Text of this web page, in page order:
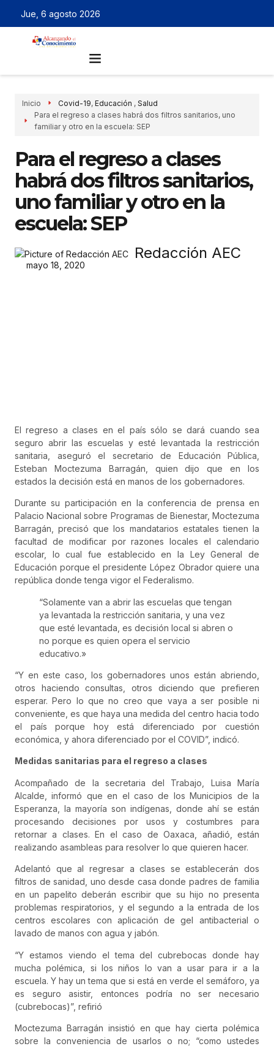
Jue, 6 agosto 2026
Inicio Covid-19, Educación , Salud
Para el regreso a clases habrá dos filtros sanitarios, uno
familiar y otro en la escuela: SEP
Para el regreso a clases
habrá dos filtros sanitarios,
uno familiar y otro en la
escuela: SEP
Redacción AEC
mayo 18, 2020
El regreso a clases en el país sólo se dará cuando sea
seguro abrir las escuelas y esté levantada la restricción
sanitaria, aseguró el secretario de Educación Pública,
Esteban Moctezuma Barragán, quien dijo que en los
estados la decisión está en manos de los gobernadores.
Durante su participación en la conferencia de prensa en
Palacio Nacional sobre Programas de Bienestar, Moctezuma
Barragán, precisó que los mandatarios estatales tienen la
facultad de modificar por razones locales el calendario
escolar, lo cual fue establecido en la Ley General de
Educación porque el presidente López Obrador quiere una
república donde tenga vigor el Federalismo.
“Solamente van a abrir las escuelas que tengan
ya levantada la restricción sanitaria, y una vez
que esté levantada, es decisión local si abren o
no porque es quien opera el servicio
educativo.»
“Y en este caso, los gobernadores unos están abriendo,
otros haciendo consultas, otros diciendo que prefieren
esperar. Pero lo que no creo que vaya a ser posible ni
conveniente, es que haya una medida del centro hacia todo
el país porque hoy está diferenciado por cuestión
económica, y ahora diferenciado por el COVID”, indicó.
Medidas sanitarias para el regreso a clases
Acompañado de la secretaria del Trabajo, Luisa María
Alcalde, informó que en el caso de los Municipios de la
Esperanza, la mayoría son indígenas, donde ahí se están
procesando decisiones por usos y costumbres para
retornar a clases. En el caso de Oaxaca, añadió, están
realizando asambleas para resolver lo que quieren hacer.
Adelantó que al regresar a clases se establecerán dos
filtros de sanidad, uno desde casa donde padres de familia
en un papelito deberán escribir que su hijo no presenta
problemas respiratorios, y el segundo a la entrada de los
centros escolares con aplicación de gel antibacterial o
lavado de manos con agua y jabón.
“Y estamos viendo el tema del cubrebocas donde hay
mucha polémica, si los niños lo van a usar para ir a la
escuela. Y hay un tema que si está en verde el semáforo, ya
es seguro asistir, entonces podría no ser necesario
(cubrebocas)”, refirió
Moctezuma Barragán insistió en que hay cierta polémica
sobre la conveniencia de usarlos o no; “como ustedes